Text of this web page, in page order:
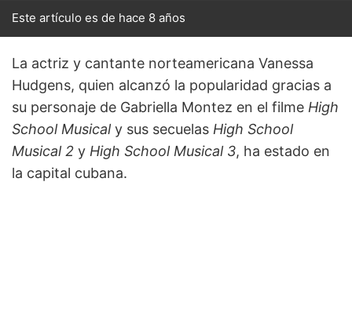
Este artículo es de hace 8 años
La actriz y cantante norteamericana Vanessa
Hudgens, quien alcanzó la popularidad gracias a
su personaje de Gabriella Montez en el filme High
School Musicaly sus secuelas High School
Musical 2 y High School Musical 3, ha estado en
la capital cubana.